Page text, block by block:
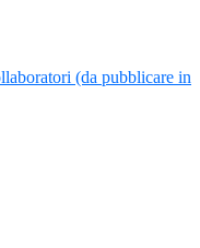
(da pubblicare in